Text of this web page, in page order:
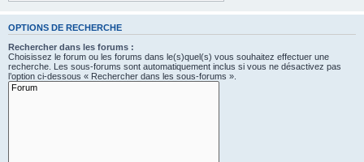
OPTIONS DE RECHERCHE
Rechercher dans les forums :
Choisissez le forum ou les forums dans le(s)quel(s) vous souhaitez effectuer une
recherche. Les sous-forums sont automatiquement inclus si vous ne désactivez pas
l’option ci-dessous « Rechercher dans les sous-forums ».